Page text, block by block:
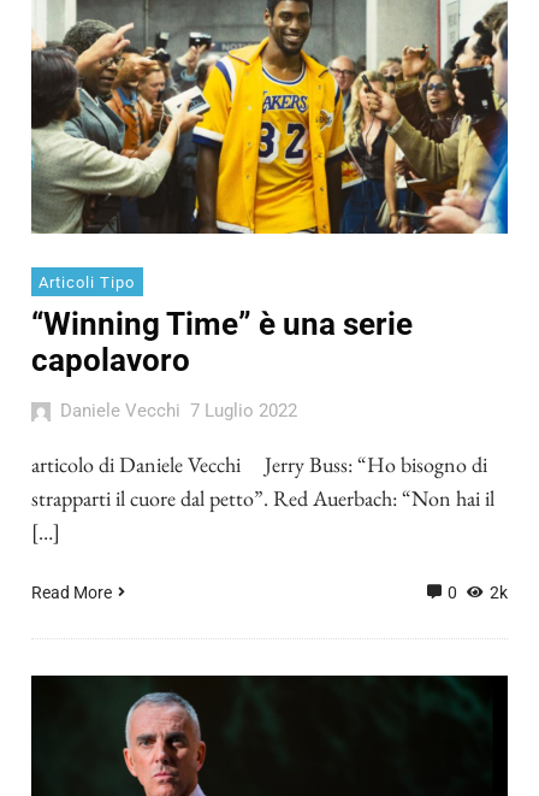
Articoli Tipo
“Winning Time” è una serie
capolavoro
Daniele Vecchi 7 Luglio 2022
articolo di Daniele Vecchi Jerry Buss: “Ho bisogno di
strapparti il cuore dal petto”. Red Auerbach: “Non hai il
[…]
Read More 0 2k